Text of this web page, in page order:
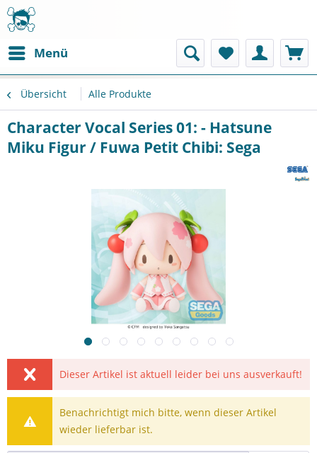
Menü
Übersicht Alle Produkte
Character Vocal Series 01: - Hatsune
Miku Figur / Fuwa Petit Chibi: Sega
Dieser Artikel ist aktuell leider bei uns ausverkauft!
Benachrichtigt mich bitte, wenn dieser Artikel
wieder lieferbar ist.